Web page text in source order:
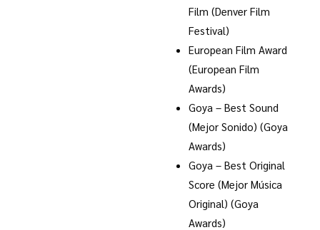
Film (Denver Film
Festival)
European Film Award
(European Film
Awards)
Goya – Best Sound
(Mejor Sonido) (Goya
Awards)
Goya – Best Original
Score (Mejor Música
Original) (Goya
Awards)